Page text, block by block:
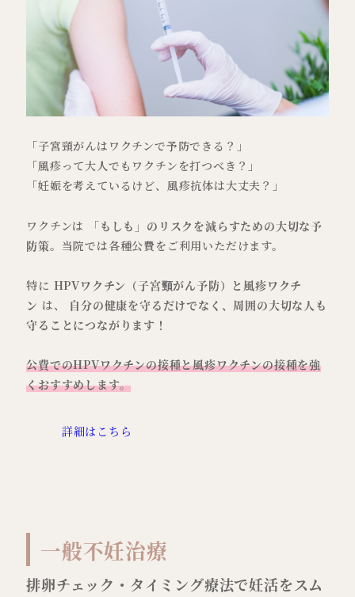
「子宮頸がんはワクチンで予防できる？」
「風疹って大人でもワクチンを打つべき？」
「妊娠を考えているけど、風疹抗体は大丈夫？」
ワクチンは
「もしも」のリスクを減らすための大切な予
防策。当院では各種公費をご利用いただけます。
特に HPVワクチン（子宮頸がん予防）と風疹ワクチ
ン は、 自分の健康を守るだけでなく、周囲の大切な人も
守ることにつながります！
公費でのHPVワクチンの接種と風疹ワクチンの接種を強
くおすすめします。
詳細はこちら
一般不妊治療
排卵チェック・タイミング療法で妊活をスム